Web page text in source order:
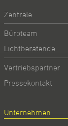
Zentrale
Büroteam
Lichtberatende
Vertriebspartner
Pressekontakt
Unternehmen